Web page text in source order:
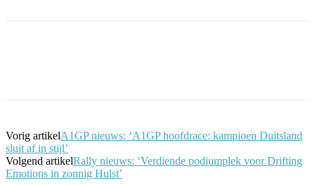
Vorig artikelA1GP nieuws: ‘A1GP hoofdrace: kampioen Duitsland
sluit af in stijl’
Volgend artikelRally nieuws: ‘Verdiende podiumplek voor Drifting
Emotions in zonnig Hulst’